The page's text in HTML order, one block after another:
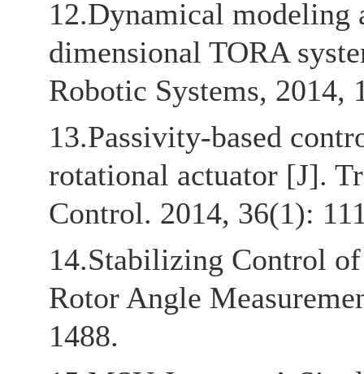
12.Dynamical modeling
dimensional TORA
Robotic Systems, 2014,
13.Passivity-based
rotational actuator [J].
Control. 2014, 36(1):
14.Stabilizing Control
Rotor Angle
1488.